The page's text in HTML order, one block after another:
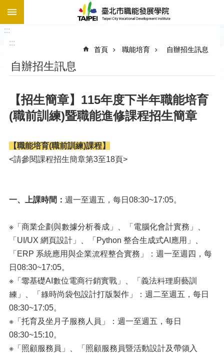
跳到主要內容區塊
:::
:::
首頁 職能培育 自辦招生訊息
自辦招生訊息
【招生簡章】115年度下半年職能培育
(職前訓練)暨職能進修課程招生簡章
【職能培育(職前訓練)課程】
<請參閱課程招生簡章第3至18頁>
一、上課時間： 週一至週五，每日08:30~17:05。
※「商業企劃與數據分析養成」、「電腦化會計實務」、
「UI/UX 網頁設計」、「Python 整合生成式AI應用」、
「ERP 系統應用與企業流程整合實務」：週一至週四，每
日08:30~17:05。
※「零基礎AI數位電商行銷實戰」、「義法料理廚藝訓
練」、「綠時尚袋包設計打版製作」：週二至週五，每日
08:30~17:05。
※「托育及坐月子服務人員」：週一至週五，每日
08:30~15:10。
※「照顧服務員」、「照顧服務員暨活動設計及帶領入